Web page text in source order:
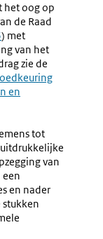
Behandeling
Door
De
het oog op
de Raad
) met
van het
zie de
en
tot
van
en nader